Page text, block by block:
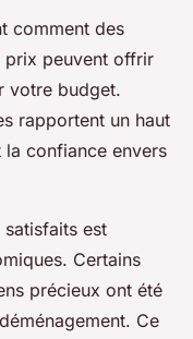
comment des
prix peuvent offrir
votre budget.
rapportent un haut
confiance envers
est
Certains
précieux ont été
Ce